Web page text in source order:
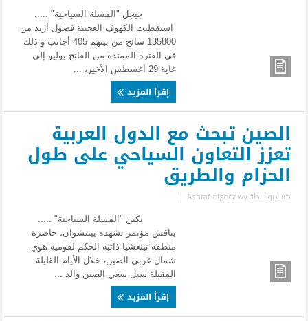
جيجل "المسلة السياحية" .....
استقطبت الكهوف العجيبة فضول أزيد من
135800 سائح من بينهم 405 أجانب و ذلك
في الفترة الممتدة من الفاتح يوليو إلى
غاية 29 أغسطس الأخير، ...
إقرأ المزيد
الصين تبحث مع الدول العربية
تعزز التعاون السياحي على طول
الحزام والطريق
كتب بواسطةAshraf elgedawy
|
بكين "المسلة السياحية" .....
يناقش مؤتمر تشهده يينتشوان، حاضرة
منطقة نينغشيا ذاتية الحكم لقومية هوي
شمال غربي الصين، خلال الأيام القليلة
المقبلة سبل سعي الصين والد ...
إقرأ المزيد